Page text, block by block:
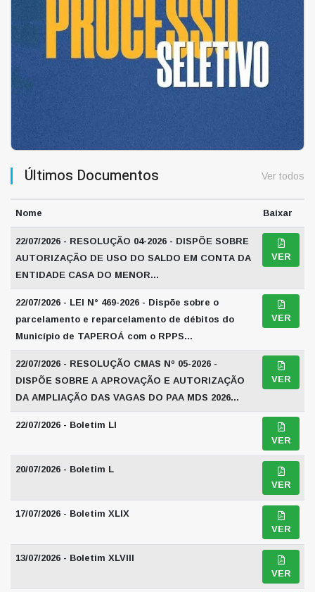
Últimos Documentos Ver todos
Nome Baixar
22/07/2026 - RESOLUÇÃO 04-2026 - DISPÕE SOBRE
AUTORIZAÇÃO DE USO DO SALDO EM CONTA DA
ENTIDADE CASA DO MENOR...
VER
22/07/2026 - LEI N° 469-2026 - Dispõe sobre o
parcelamento e reparcelamento de débitos do
Município de TAPEROÁ com o RPPS...
VER
22/07/2026 - RESOLUÇÃO CMAS Nº 05-2026 -
DISPÕE SOBRE A APROVAÇÃO E AUTORIZAÇÃO
DA AMPLIAÇÃO DAS VAGAS DO PAA MDS 2026...
VER
22/07/2026 - Boletim LI
VER
20/07/2026 - Boletim L
VER
17/07/2026 - Boletim XLIX
VER
13/07/2026 - Boletim XLVIII
VER